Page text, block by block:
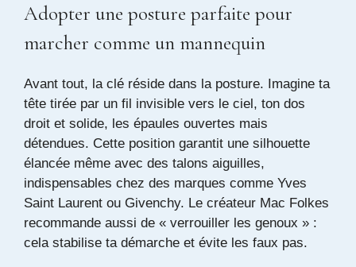
Adopter une posture parfaite pour
marcher comme un mannequin
Avant tout, la clé réside dans la posture. Imagine ta
tête tirée par un fil invisible vers le ciel, ton dos
droit et solide, les épaules ouvertes mais
détendues. Cette position garantit une silhouette
élancée même avec des talons aiguilles,
indispensables chez des marques comme Yves
Saint Laurent ou Givenchy. Le créateur Mac Folkes
recommande aussi de « verrouiller les genoux » :
cela stabilise ta démarche et évite les faux pas.